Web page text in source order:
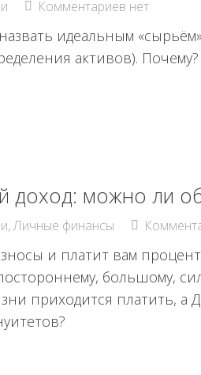
Комментариев нет
идеальным
активов).
доход: можно ли
,Личные финансы
и платит вам
большому,
приходится платить, а